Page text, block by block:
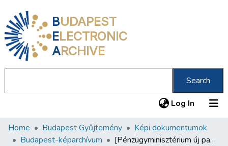
BUDAPEST
ELECTRONIC
ARCHIVE
Search
Log In (current)
Communities & Collections
Home Budapest Gyűjtemény
Képi dokumentumok
Budapest-képarchívum
[Pénzügyminisztérium új palotájának építése, a középső udvari épületszárny az ablakok beépítése előtt]